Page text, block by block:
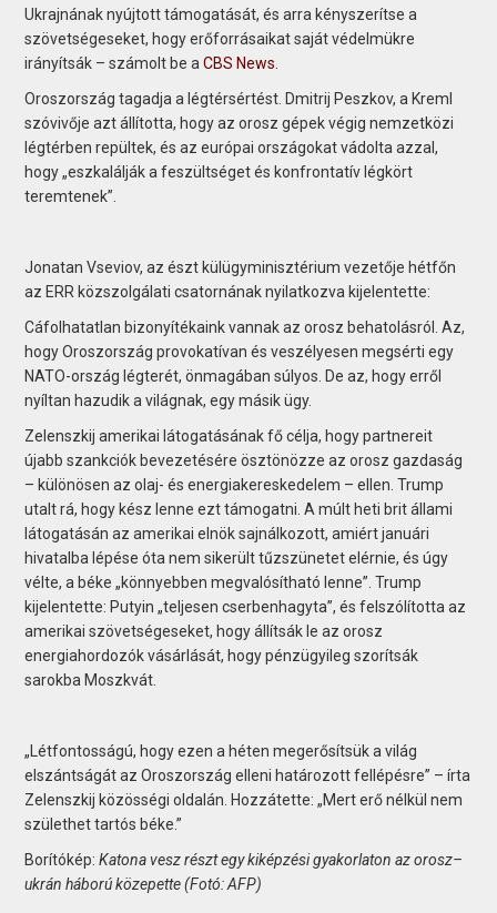
Ukrajnának nyújtott támogatását, és arra kényszerítse a
szövetségeseket, hogy erőforrásaikat saját védelmükre
irányítsák – számolt be aCBS News.
Oroszország tagadja a légtérsértést. Dmitrij Peszkov, a Kreml
szóvivője azt állította, hogy az orosz gépek végig nemzetközi
légtérben repültek, és az európai országokat vádolta azzal,
hogy „eszkalálják a feszültséget és konfrontatív légkört
teremtenek”.
Jonatan Vseviov, az észt külügyminisztérium vezetője hétfőn
az ERR közszolgálati csatornának nyilatkozva kijelentette:
Cáfolhatatlan bizonyítékaink vannak az orosz behatolásról. Az,
hogy Oroszország provokatívan és veszélyesen megsérti egy
NATO-ország légterét, önmagában súlyos. De az, hogy erről
nyíltan hazudik a világnak, egy másik ügy.
Zelenszkij amerikai látogatásának fő célja, hogy partnereit
újabb szankciók bevezetésére ösztönözze az orosz gazdaság
– különösen az olaj- és energiakereskedelem – ellen. Trump
utalt rá, hogy kész lenne ezt támogatni. A múlt heti brit állami
látogatásán az amerikai elnök sajnálkozott, amiért januári
hivatalba lépése óta nem sikerült tűzszünetet elérnie, és úgy
vélte, a béke „könnyebben megvalósítható lenne”. Trump
kijelentette: Putyin „teljesen cserbenhagyta”, és felszólította az
amerikai szövetségeseket, hogy állítsák le az orosz
energiahordozók vásárlását, hogy pénzügyileg szorítsák
sarokba Moszkvát.
„Létfontosságú, hogy ezen a héten megerősítsük a világ
elszántságát az Oroszország elleni határozott fellépésre” – írta
Zelenszkij közösségi oldalán. Hozzátette: „Mert erő nélkül nem
születhet tartós béke.”
Borítókép:Katona vesz részt egy kiképzési gyakorlaton az orosz–
ukrán háború közepette (Fotó: AFP)